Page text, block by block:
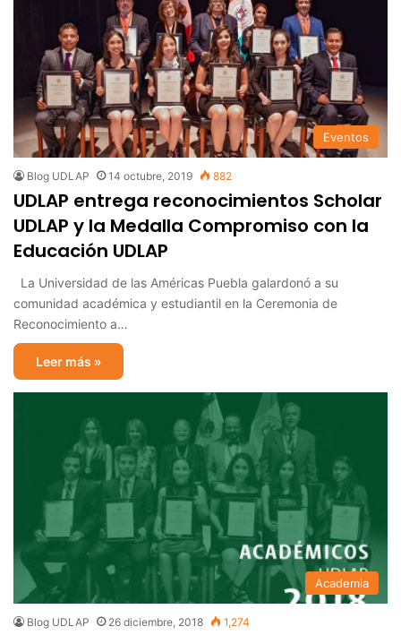
Eventos
Blog UDLAP 14 octubre, 2019 882
UDLAP entrega reconocimientos Scholar
UDLAP y la Medalla Compromiso con la
Educación UDLAP
La Universidad de las Américas Puebla galardonó a su
comunidad académica y estudiantil en la Ceremonia de
Reconocimiento a…
Leer más »
Academia
Blog UDLAP 26 diciembre, 2018 1,274